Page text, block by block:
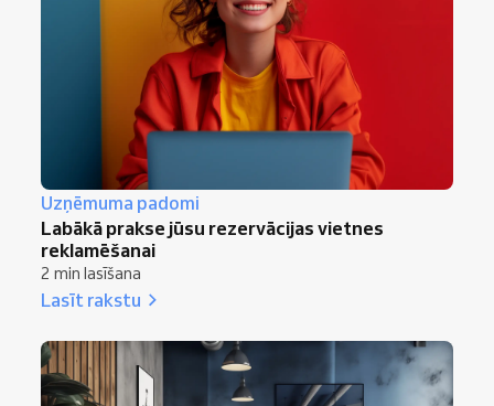
Uzņēmuma padomi
Labākā prakse jūsu rezervācijas vietnes
reklamēšanai
2 min lasīšana
Lasīt rakstu